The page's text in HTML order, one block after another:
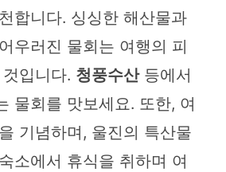
합니다. 싱싱한 해산물과
우러진 물회는 여행의 피
입니다. 청풍수산등에서
물회를 맛보세요. 또한, 여
기념하며, 울진의 특산물
소에서 휴식을 취하며 여